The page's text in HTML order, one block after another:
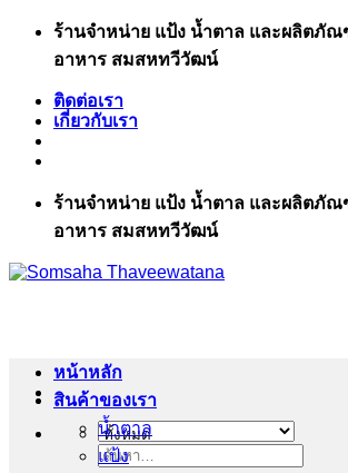
ข้าม
เนื้อหา
ร้านจำหน่าย แป้ง น้ำตาล และผลิตภั
อาหาร สมสหทวีวัฒน์
ติดต่อเรา
เกี่ยวกับเรา
ร้านจำหน่าย แป้ง น้ำตาล และผลิตภั
อาหาร สมสหทวีวัฒน์
ค้นหา:
หน้าหลัก
สินค้าของเรา
น้ำตาล
แป้ง